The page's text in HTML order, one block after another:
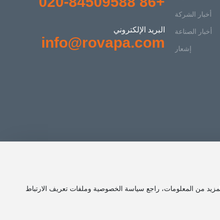
من المعلومات، راجع سياسة الخصوصية وملفات تعريف الارتباط
أخبار الشركة
أخبار الصناعة
إشعار
البريد الإلكتروني
info@rovapa.com